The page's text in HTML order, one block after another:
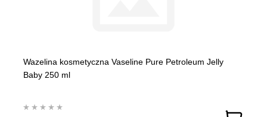
Wazelina kosmetyczna Vaseline Pure Petroleum Jelly
Baby 250 ml